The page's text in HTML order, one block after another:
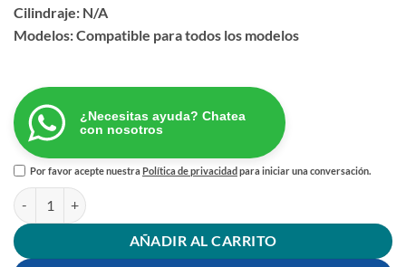
Cilindraje: N/A
Modelos: Compatible para todos los modelos
¿Necesitas ayuda? Chatea
con nosotros
Por favor acepte nuestraPolítica de privacidad para iniciar una conversación.
DISCO FRENO ZHONGYI SPRINT cantidad
AÑADIR AL CARRITO